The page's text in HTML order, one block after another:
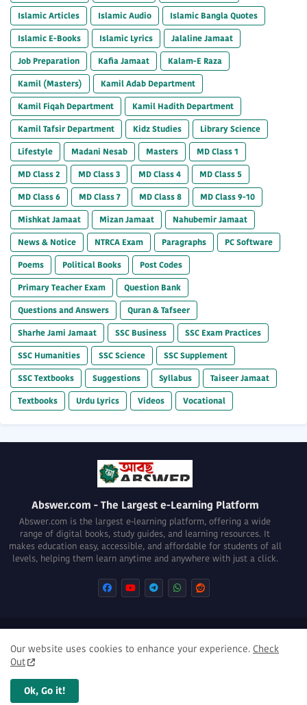
Islamic Articles
Islamic Audio
Islamic Bangla Quotes
Islamic E-Books
Islamic Lyrics
Jalaline Jamaat
Job Preparation
Kafia Jamaat
Kalam-E Raza
Kamil (Masters)
Kamil Adab Department
Kamil Fiqah Department
Kamil Hadith Department
Kamil Tafsir Department
Kidz Studies
Library Science
Lifestyle
Madani Nesab Masters
MD Class 1
MD Class 2
MD Class 3 MD Class 4
MD Class 5
MD Class 6
MD Class 7 MD Class 8
MD Class 9-10
Mishkat Jamaat
Mizan Jamaat
Nahubemir Jamaat
News & Notice
NTRCA Exam Paragraphs
PC Software
Poems
Political Books
Post Codes
Primary Teacher Exam
Question Bank
Questions and Answers
Quran & Tafseer
Sharhe Jami Jamaat
SSC Business
SSC Exam Practices
SSC Humanities
SSC Science
SSC Supplement
SSC Textbooks
Suggestions Syllabus
Taiseer Jamaat
Textbooks
Urdu Lyrics Videos Vocational
Abswer.com - The Largest e-Learning Platform
Abswer.com is the largest e-learning platform, offering a wide
range of digital books, study guides, and learning resources. It
makes education easy, accessible, and affordable for students of all
levels, helping them learn anytime and anywhere with just a click.
Our website uses cookies to enhance your experience. Check
Out
Ok, Go it!